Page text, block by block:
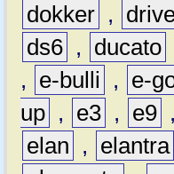
dokker ,
ds6 , ducato
,
e-bulli , e-
up , e3 , e9 ,
elan
, elantra